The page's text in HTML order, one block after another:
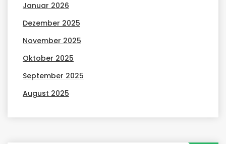
Januar 2026
Dezember 2025
November 2025
Oktober 2025
September 2025
August 2025